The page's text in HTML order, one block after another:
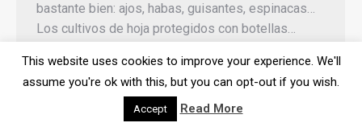
bastante bien: ajos, habas, guisantes, espinacas…
Los cultivos de hoja protegidos con botellas…
This website uses cookies to improve your experience. We'll
assume you're ok with this, but you can opt-out if you wish.
Accept Read More